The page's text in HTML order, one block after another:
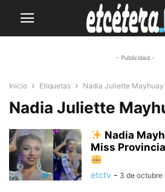
- Publicidad -
Inicio Etiquetas Nadia Juliette
Nadia Juliette
Nadia
Miss
etctv - 3 de octubre